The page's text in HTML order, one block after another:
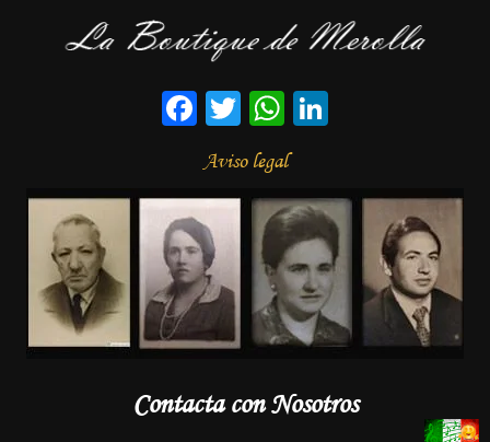
Facebook
TwitterWhatsApp
Aviso legal
Contacta con Nosotros